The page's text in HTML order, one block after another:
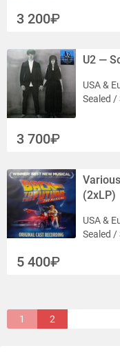
3 200
U2 —
USA &
Sealed /
3 700
(2xLP)
USA &
Sealed /
5 400
1 2